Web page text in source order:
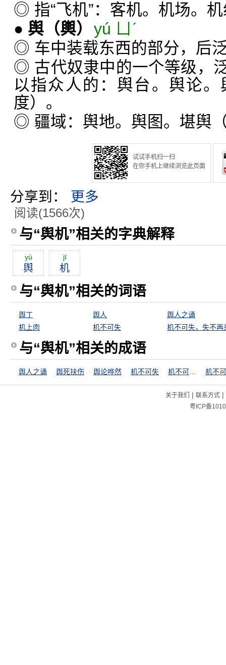
◎ 指“飞机”：客机。机场。
● 舆 （輿） yú ㄩˊ
◎ 车中装载东西的部分，后
◎ 古代奴隶中的一个等级，
以指众人的：舆台。舆论
度）。
◎ 疆域：舆地。舆图。堪舆
试试手机扫一扫
在你手机上继续浏览此页面
分享到： 更多
阅读(1566次)
与“舆机”相关的字典解释
yú
舆
jī
机
与“舆机”相关的词语
舆丁 舆人
舆人之诵
机上肉
机不可失 机不可失，失不再
与“舆机”相关的成语
舆人之诵 舆死扶伤 舆论哗然 机不可失
关于我们 | 联系方式|
粤ICP备